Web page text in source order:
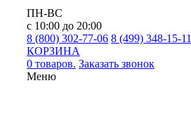
ПН-ВС
с 10:00 до 20:00
8 (800) 302-77-06 8 (499) 348-15-11
КОРЗИНА
0 товаров. Заказать звонок
Меню